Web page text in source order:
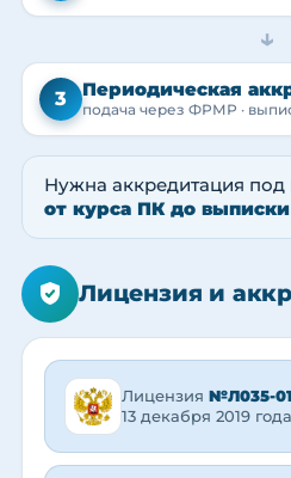
→
3 Периодическая
подача через ФРМР ·
Нужна аккредитация под
от курса ПК до
Лицензия и
Лицензия №Л035-
13 декабря 2019 года